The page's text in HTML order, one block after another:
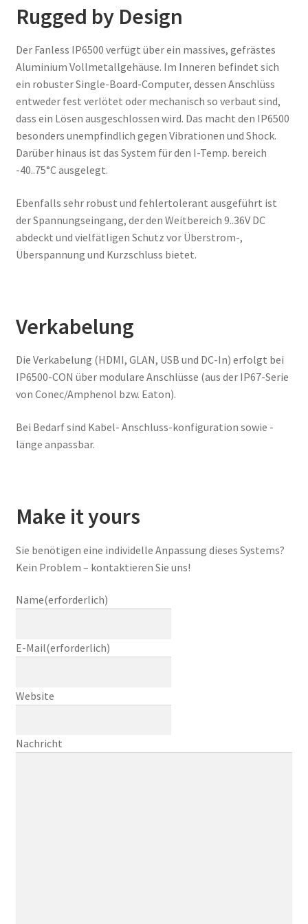
Rugged by Design
Der Fanless IP6500 verfügt über ein massives, gefrästes
Aluminium Vollmetallgehäuse. Im Inneren befindet sich
ein robuster Single-Board-Computer, dessen Anschlüss
entweder fest verlötet oder mechanisch so verbaut sind,
dass ein Lösen ausgeschlossen wird. Das macht den IP6500
besonders unempfindlich gegen Vibrationen und Shock.
Darüber hinaus ist das System für den I-Temp. bereich
-40..75°C ausgelegt.
Ebenfalls sehr robust und fehlertolerant ausgeführt ist
der Spannungseingang, der den Weitbereich 9..36V DC
abdeckt und vielfätligen Schutz vor Überstrom-,
Überspannung und Kurzschluss bietet.
Verkabelung
Die Verkabelung (HDMI, GLAN, USB und DC-In) erfolgt bei
IP6500-CON über modulare Anschlüsse (aus der IP67-Serie
von Conec/Amphenol bzw. Eaton).
Bei Bedarf sind Kabel- Anschluss-konfiguration sowie -
länge anpassbar.
Make it yours
Sie benötigen eine individelle Anpassung dieses Systems?
Kein Problem – kontaktieren Sie uns!
Name(erforderlich)
E-Mail(erforderlich)
Website
Nachricht